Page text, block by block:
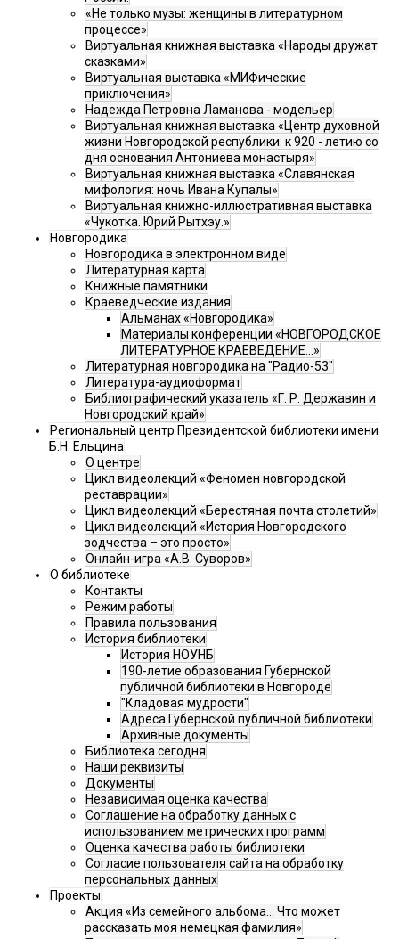
«Не только музы: женщины в литературном
процессе»
Виртуальная книжная выставка «Народы дружат
сказками»
Виртуальная выставка «МИФические
приключения»
Надежда Петровна Ламанова - модельер
Виртуальная книжная выставка «Центр духовной
жизни Новгородской республики: к 920 - летию со
дня основания Антониева монастыря»
Виртуальная книжная выставка «Славянская
мифология: ночь Ивана Купалы»
Виртуальная книжно-иллюстративная выставка
«Чукотка. Юрий Рытхэу.»
Новгородика
Новгородика в электронном виде
Литературная карта
Книжные памятники
Краеведческие издания
Альманах «Новгородика»
Материалы конференции «НОВГОРОДСКОЕ
ЛИТЕРАТУРНОЕ КРАЕВЕДЕНИЕ...»
Литературная новгородика на "Радио-53"
Литература-аудиоформат
Библиографический указатель «Г. Р. Державин и
Новгородский край»
Региональный центр Президентской библиотеки имени
Б.Н. Ельцина
О центре
Цикл видеолекций «Феномен новгородской
реставрации»
Цикл видеолекций «Берестяная почта столетий»
Цикл видеолекций «История Новгородского
зодчества – это просто»
Онлайн-игра «А.В. Суворов»
О библиотеке
Контакты
Режим работы
Правила пользования
История библиотеки
История НОУНБ
190-летие образования Губернской
публичной библиотеки в Новгороде
"Кладовая мудрости"
Адреса Губернской публичной библиотеки
Архивные документы
Библиотека сегодня
Наши реквизиты
Документы
Независимая оценка качества
Соглашение на обработку данных с
использованием метрических программ
Оценка качества работы библиотеки
Согласие пользователя сайта на обработку
персональных данных
Проекты
Акция «Из семейного альбома... Что может
рассказать моя немецкая фамилия»